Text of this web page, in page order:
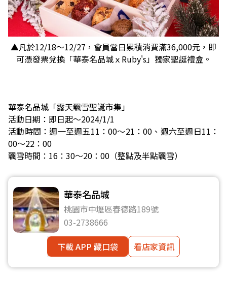
▲凡於12/18～12/27，會員當日累積消費滿36,000元，即
可憑發票兌換「華泰名品城ｘRuby's」獨家聖誕禮盒。
華泰名品城「露天飄雪聖誕市集」
活動日期：即日起～2024/1/1
活動時間：週一至週五11：00～21：00、週六至週日11：
00～22：00
飄雪時間：16：30～20：00（整點及半點飄雪）
華泰名品城
桃園市中壢區春德路189號
03-2738666
下載 APP 藏口袋
看店家資訊